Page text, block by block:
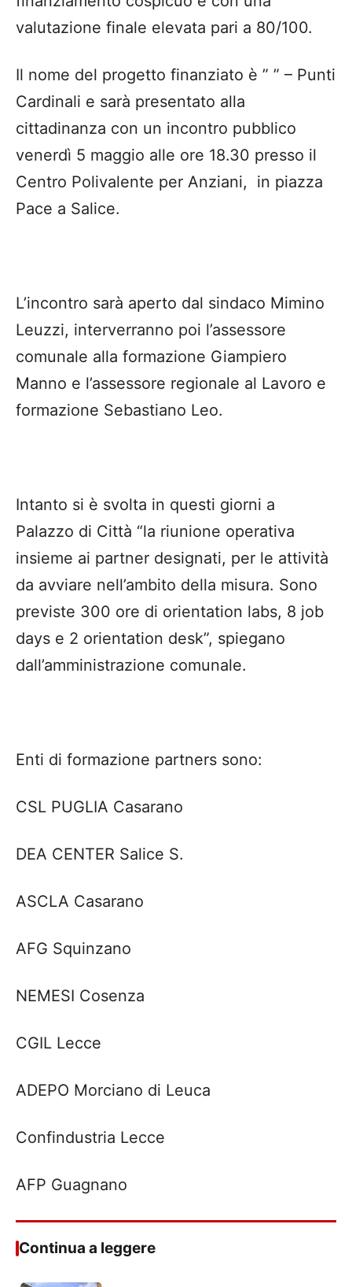
valutazione finale elevata pari a 80/100.
Il nome del progetto finanziato è ” ” – Punti
Cardinali e sarà presentato alla
cittadinanza con un incontro pubblico
venerdì 5 maggio alle ore 18.30 presso il
Centro Polivalente per Anziani, in piazza
Pace a Salice.
L’incontro sarà aperto dal sindaco Mimino
Leuzzi, interverranno poi l’assessore
comunale alla formazione Giampiero
Manno e l’assessore regionale al Lavoro e
formazione Sebastiano Leo.
Intanto si è svolta in questi giorni a
Palazzo di Città “la riunione operativa
insieme ai partner designati, per le attività
da avviare nell’ambito della misura. Sono
previste 300 ore di orientation labs, 8 job
days e 2 orientation desk”, spiegano
dall’amministrazione comunale.
Enti di formazione partners sono:
CSL PUGLIA Casarano
DEA CENTER Salice S.
ASCLA Casarano
AFG Squinzano
NEMESI Cosenza
CGIL Lecce
ADEPO Morciano di Leuca
Confindustria Lecce
AFP Guagnano
Continua a leggere